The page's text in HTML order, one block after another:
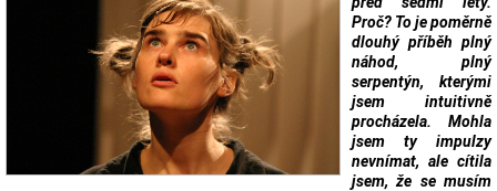
Proč? To je poměrně
dlouhý příběh plný
náhod, plný
serpentýn, kterými
jsem intuitivně
procházela. Mohla
jsem ty impulzy
nevnímat, ale cítila
jsem, že se musím